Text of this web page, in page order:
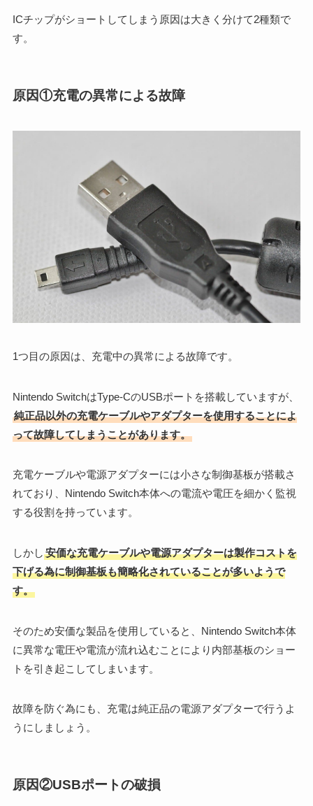
ICチップがショートしてしまう原因は大きく分けて2種類で
す。
原因①充電の異常による故障
1つ目の原因は、充電中の異常による故障です。
Nintendo SwitchはType-CのUSBポートを搭載していますが、
純正品以外の充電ケーブルやアダプターを使用することによ
って故障してしまうことがあります。
充電ケーブルや電源アダプターには小さな制御基板が搭載さ
れており、Nintendo Switch本体への電流や電圧を細かく監視
する役割を持っています。
しかし 安価な充電ケーブルや電源アダプターは製作コストを
下げる為に制御基板も簡略化されていることが多いようで
す。
そのため安価な製品を使用していると、Nintendo Switch本体
に異常な電圧や電流が流れ込むことにより内部基板のショー
トを引き起こしてしまいます。
故障を防ぐ為にも、充電は純正品の電源アダプターで行うよ
うにしましょう。
原因②USBポートの破損